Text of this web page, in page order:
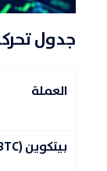
جدول
العملة
بيتكوين (BTC)